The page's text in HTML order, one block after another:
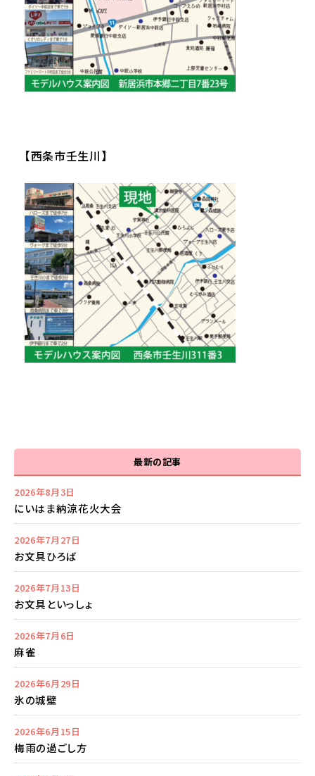
【西条市壬生川】
最新の記事
2026年8月3日
にいはま納涼花火大会
2026年7月27日
お文具ひろば
2026年7月13日
お文具といっしょ
2026年7月6日
麻雀
2026年6月29日
氷の城壁
2026年6月15日
梅雨の過ごし方